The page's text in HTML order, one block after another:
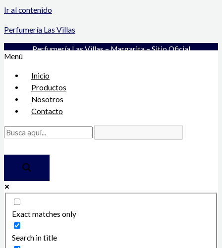
Ir al contenido
Perfumería Las Villas
Perfumería Las Villas – Margarita – Sitio Oficial
Menú
Inicio
Productos
Nosotros
Contacto
Exact matches only
Search in title